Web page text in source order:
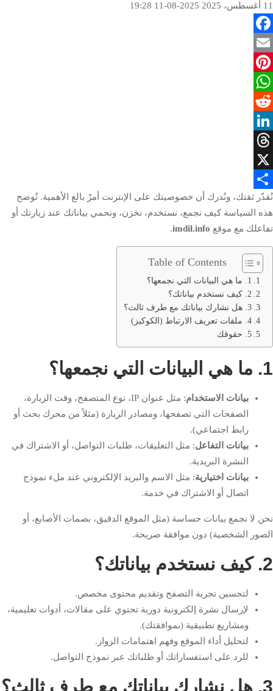
11 أغسطس، 2025 2025-08-11 19:28
🔐
سياسة
الخصوصية
Facebook
Email
Pinterest
WhatsApp
Reddit
LinkedIn
Threads
X
Share
نُقدّر ثقتك، ونُدرك أن خصوصيتك على الإنترنت أمرٌ بالغ الأهمية. تُوضح
هذه السياسة كيف نجمع، نستخدم، نخزن، ونحمي بياناتك عند زيارتك أو
تفاعلك مع موقع imdil.info
.
Table of Contents
1. ما هي البيانات التي نجمعها؟
2. كيف نستخدم بياناتك؟
3. هل نشارك بياناتك مع طرف ثالث؟
4. ملفات تعريف الارتباط (الكوكيز)
5. حقوقك
1. ما هي البيانات التي نجمعها؟
بيانات الاستخدام
: مثل عنوان IP، نوع المتصفح، وقت الزيارة،
الصفحات التي تصفحها، ومصادر الزيارة (مثلاً من محرك بحث أو
رابط اجتماعي).
بيانات التفاعل: مثل التعليقات، طلبات التواصل، أو الاشتراك في
النشرة البريدية.
بيانات اختيارية: مثل الاسم والبريد الإلكتروني عند ملء نموذج
اتصال أو الاشتراك في خدمة.
نحن لا نجمع بيانات حساسة (مثل الموقع الدقيق، بصمات الأصابع، أو
الصور الشخصية) دون موافقة صريحة.
2. كيف نستخدم بياناتك؟
لتحسين تجربة التصفح وتقديم محتوى مخصص.
لإرسال نشرة إلكترونية دورية تحتوي على مقالات، أدوات تعليمية،
ومشاريع تطبيقية (بموافقتك).
لتحليل أداء الموقع وفهم اهتمامات الزوار.
للرد على استفساراتك أو طلباتك عبر نموذج التواصل.
3. هل نشارك بياناتك مع طرف ثالث؟